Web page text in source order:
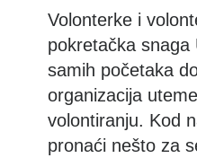
Volonterke i
pokretačka snaga
samih početaka
organizacija
volontiranju. Kod
pronaći nešto za